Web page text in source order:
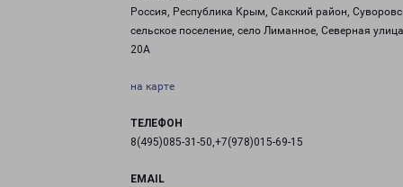
Россия, Республика Крым, Сакский район,
сельское поселение, село Лиманное, Северная
20А
на карте
ТЕЛЕФОН
8(495)085-31-50,+7(978)015-69-15
EMAIL